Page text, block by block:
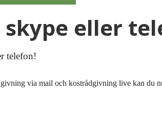
eller
telefon!
via mail och kostrådgivning live kan du